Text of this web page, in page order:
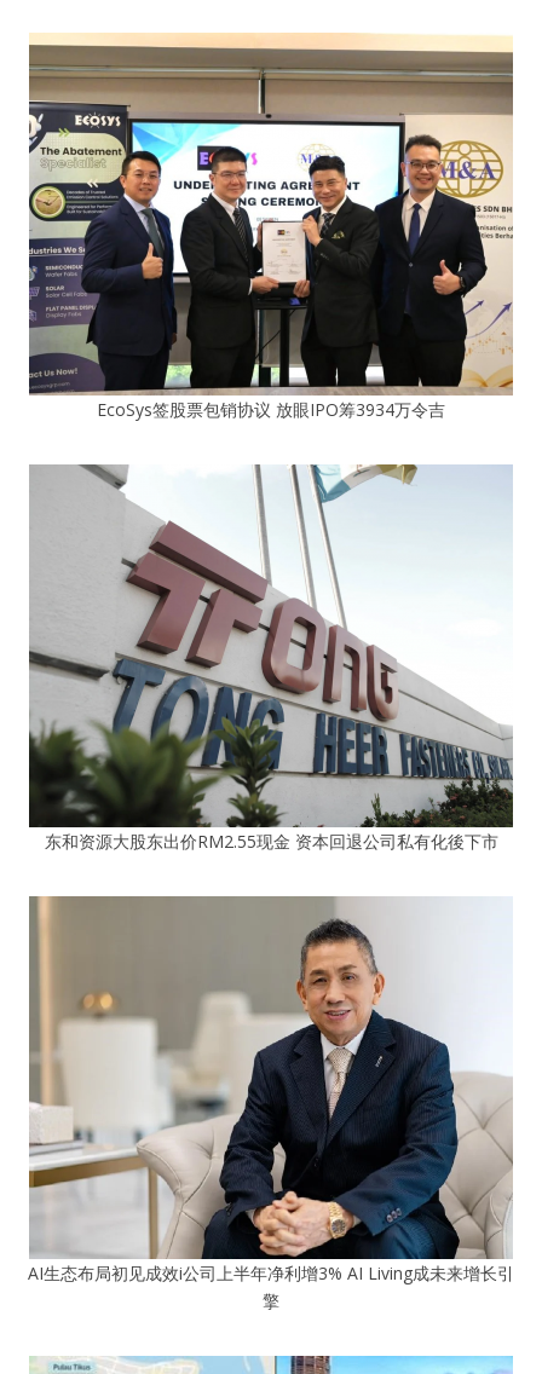
EcoSys签股票包销协议 放眼IPO筹3934万令吉
东和资源大股东出价RM2.55现金 资本回退公司私有化後下市
AI生态布局初见成效i公司上半年净利增3% AI Living成未来增长引
擎